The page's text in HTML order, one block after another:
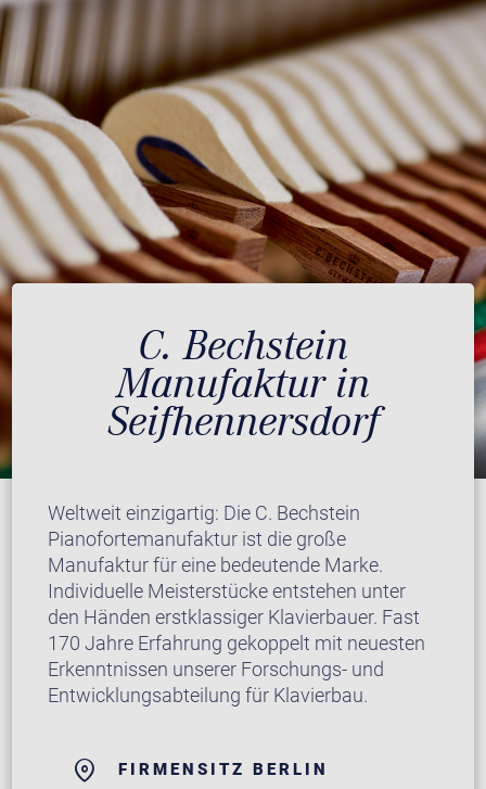
C. Bechstein
Manufaktur in
Seifhennersdorf
Weltweit einzigartig: Die C. Bechstein
Pianofortemanufaktur ist die große
Manufaktur für eine bedeutende Marke.
Individuelle Meisterstücke entstehen unter
den Händen erstklassiger Klavierbauer. Fast
170 Jahre Erfahrung gekoppelt mit neuesten
Erkenntnissen unserer Forschungs- und
Entwicklungsabteilung für Klavierbau.
FIRMENSITZ BERLIN